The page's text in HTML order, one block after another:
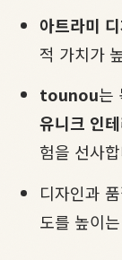
아트라미
적 가치가
tounou는
유니크 인
험을 선사
디자인과
도를 높이